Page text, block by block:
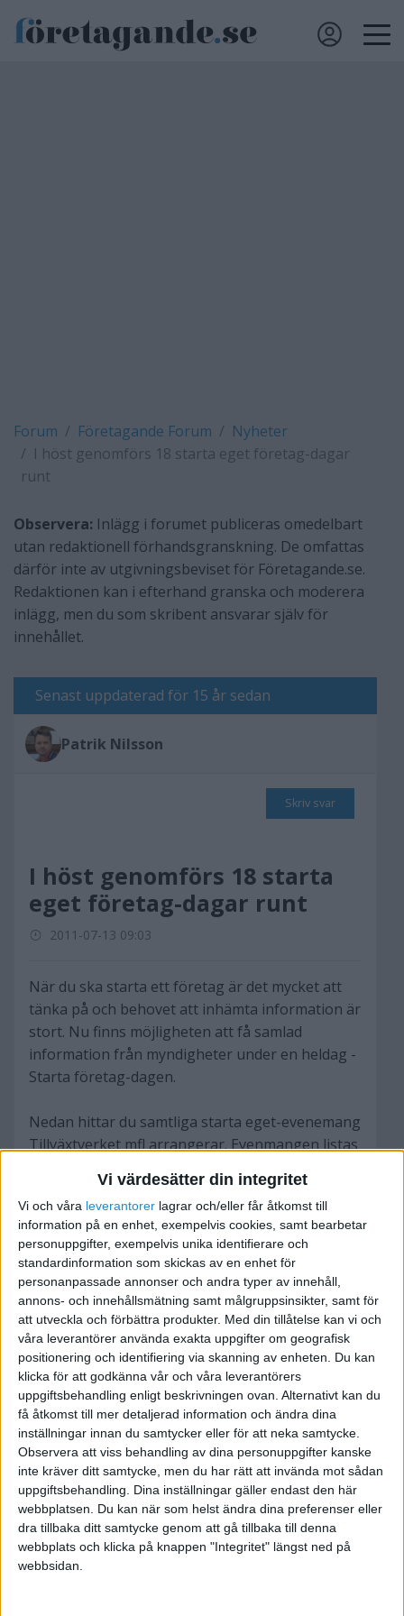
Vi värdesätter din integritet
Vi och våra leverantorer lagrar och/eller får åtkomst till
information på en enhet, exempelvis cookies, samt bearbetar
personuppgifter, exempelvis unika identifierare och
standardinformation som skickas av en enhet för
personanpassade annonser och andra typer av innehåll,
annons- och innehållsmätning samt målgruppsinsikter, samt för
att utveckla och förbättra produkter. Med din tillåtelse kan vi och
våra leverantörer använda exakta uppgifter om geografisk
positionering och identifiering via skanning av enheten. Du kan
klicka för att godkänna vår och våra leverantörers
uppgiftsbehandling enligt beskrivningen ovan. Alternativt kan du
få åtkomst till mer detaljerad information och ändra dina
inställningar innan du samtycker eller för att neka samtycke.
Observera att viss behandling av dina personuppgifter kanske
inte kräver ditt samtycke, men du har rätt att invända mot sådan
uppgiftsbehandling. Dina inställningar gäller endast den här
webbplatsen. Du kan när som helst ändra dina preferenser eller
dra tillbaka ditt samtycke genom att gå tillbaka till denna
webbplats och klicka på knappen "Integritet" längst ned på
webbsidan.
Forum Företagande Forum
Nyheter
I höst genomförs 18 starta eget företag-dagar
runt
Observera: Inlägg i forumet publiceras omedelbart
utan redaktionell förhandsgranskning. De omfattas
därför inte av utgivningsbeviset för Företagande.se.
Redaktionen kan i efterhand granska och moderera
inlägg, men du som skribent ansvarar själv för
innehållet.
Senast uppdaterad för 15 år sedan
Patrik Nilsson
Skriv svar
I höst genomförs 18 starta
eget företag-dagar runt
2011-07-13 09:03
När du ska starta ett företag är det mycket att
tänka på och behovet att inhämta information är
stort. Nu finns möjligheten att få samlad
information från myndigheter under en heldag -
Starta företag-dagen.
Nedan hittar du samtliga starta eget-evenemang
Tillväxtverket mfl arrangerar. Evenmangen listas
2011-08-31 09.00
Starta företag-dagen i Stockholm
2011-09-07 09.00
Starta företag-dagen i Malmö
2011-09-08 09.00
Starta företag-dagen i Göteborg
2011-09-14 09.00
Starta företag-dagen i Sundsvall
2011-09-21 09.00
Starta företag-dagen i Göteborg
2011-09-22 09.00